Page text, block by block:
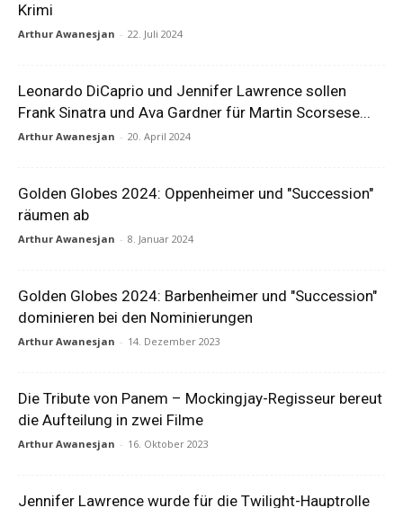
Krimi
Arthur Awanesjan - 22. Juli 2024
Leonardo DiCaprio und Jennifer Lawrence sollen
Frank Sinatra und Ava Gardner für Martin Scorsese...
Arthur Awanesjan - 20. April 2024
Golden Globes 2024: Oppenheimer und "Succession"
räumen ab
Arthur Awanesjan - 8. Januar 2024
Golden Globes 2024: Barbenheimer und "Succession"
dominieren bei den Nominierungen
Arthur Awanesjan - 14. Dezember 2023
Die Tribute von Panem – Mockingjay-Regisseur bereut
die Aufteilung in zwei Filme
Arthur Awanesjan - 16. Oktober 2023
Jennifer Lawrence wurde für die Twilight-Hauptrolle